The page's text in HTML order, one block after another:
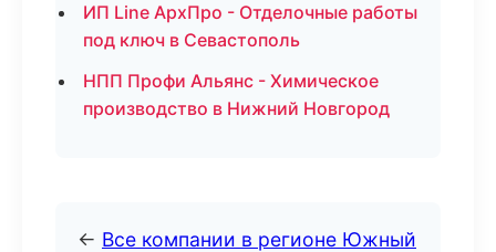
ИП Line АрхПро - Отделочные работы
под ключ в Севастополь
НПП Профи Альянс - Химическое
производство в Нижний Новгород
← Все компании в регионе Южный